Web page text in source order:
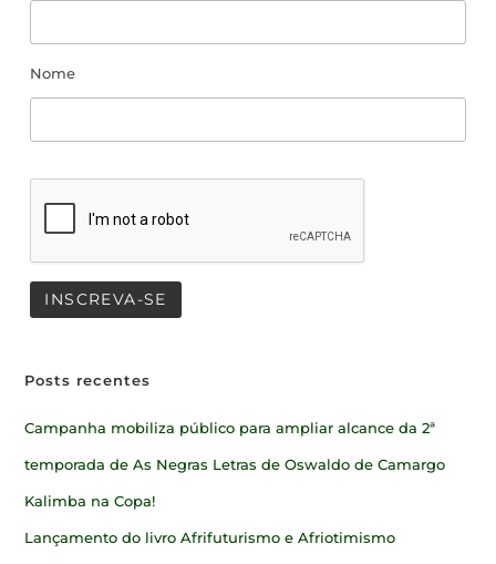
Nome
Posts recentes
Campanha mobiliza público para ampliar alcance da 2ª
temporada de As Negras Letras de Oswaldo de Camargo
Kalimba na Copa!
Lançamento do livro Afrifuturismo e Afriotimismo